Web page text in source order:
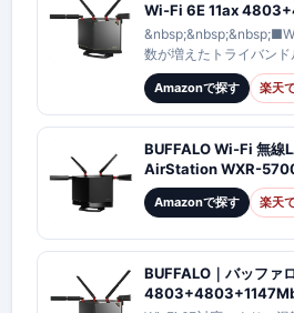
Wi-Fi 6E 11ax
トライバンド対応
WAN、LANx1
数が増えたトライバンド
6GHz/5GHz/2.4GHzの3
■6GHz/5GHzにお…
Amazonで探す 楽天
BUFFALO Wi-Fi 無線
AirStation WXR-
Amazonで探す 楽天
BUFFALO｜バッファ